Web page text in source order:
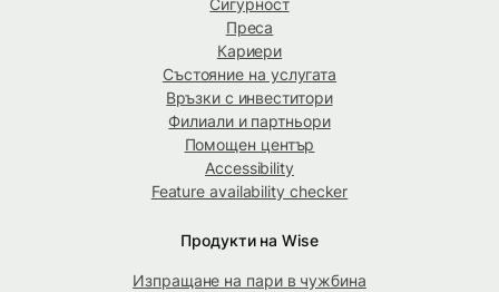
Преса
Кариери
Състояние на услугата
Връзки с инвеститори
Филиали и партньори
Помощен център
Accessibility
Feature availability checker
Продукти на Wise
Изпращане на пари в чужбина